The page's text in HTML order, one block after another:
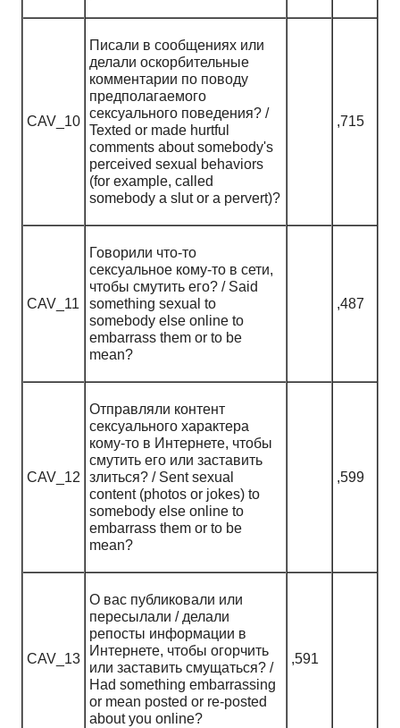
CAV_10
Писали в сообщениях или
делали оскорбительные
комментарии по поводу
предполагаемого
сексуального поведения? /
Texted or made hurtful
comments about somebody's
perceived sexual behaviors
(for example, called
somebody a slut or a pervert)?
,715
CAV_11
Говорили что-то
сексуальное кому-то в сети,
чтобы смутить его? / Said
something sexual to
somebody else online to
embarrass them or to be
mean?
,487
CAV_12
Отправляли контент
сексуального характера
кому-то в Интернете, чтобы
смутить его или заставить
злиться? / Sent sexual
content (photos or jokes) to
somebody else online to
embarrass them or to be
mean?
,599
CAV_13
О вас публиковали или
пересылали / делали
репосты информации в
Интернете, чтобы огорчить
или заставить смущаться? /
Had something embarrassing
or mean posted or re-posted
about you online?
,591